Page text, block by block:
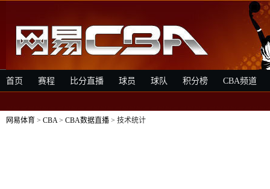
首页 赛程 比分直播 球员 球队 积分榜 CBA频道
网易体育 > CBA> CBA数据直播 > 技术统计